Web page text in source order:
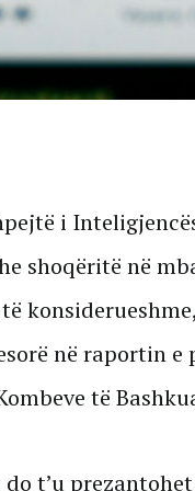
i
shoqëritë në
në raportin
të
t’u